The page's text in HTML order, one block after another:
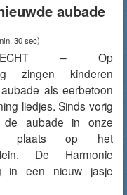
aubade
30 sec)
– Op
zingen kinderen
als eerbetoon
liedjes. Sinds vorig
de aubade in onze
plaats op het
De Harmonie
in een nieuw jasje